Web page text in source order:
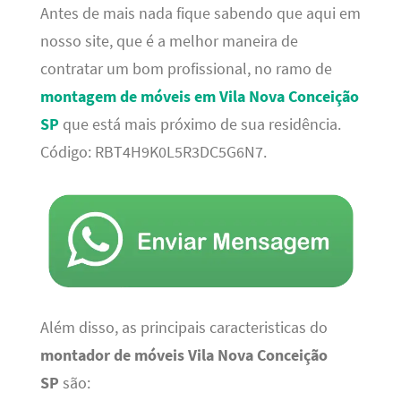
Antes de mais nada fique sabendo que aqui em
nosso site, que é a melhor maneira de
contratar um bom profissional, no ramo de
montagem de móveis em Vila Nova Conceição
SP que está mais próximo de sua residência.
Código: RBT4H9K0L5R3DC5G6N7.
Além disso, as principais caracteristicas do
montador de móveis Vila Nova Conceição
SP são: